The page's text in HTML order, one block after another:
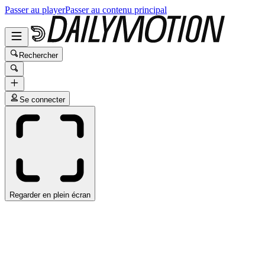
Passer au playerPasser au contenu principal
Rechercher
Se connecter
Regarder en plein écran